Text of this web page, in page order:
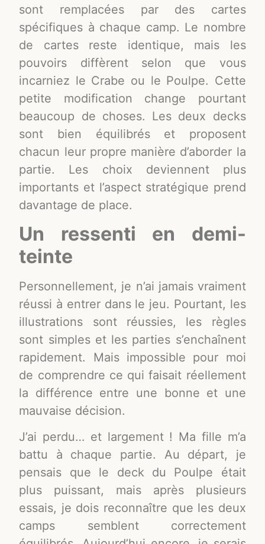
sont remplacées par des cartes
spécifiques à chaque camp. Le nombre
de cartes reste identique, mais les
pouvoirs diffèrent selon que vous
incarniez le Crabe ou le Poulpe. Cette
petite modification change pourtant
beaucoup de choses. Les deux decks
sont bien équilibrés et proposent
chacun leur propre manière d’aborder la
partie. Les choix deviennent plus
importants et l’aspect stratégique prend
davantage de place.
Un ressenti en demi-
teinte
Personnellement, je n’ai jamais vraiment
réussi à entrer dans le jeu. Pourtant, les
illustrations sont réussies, les règles
sont simples et les parties s’enchaînent
rapidement. Mais impossible pour moi
de comprendre ce qui faisait réellement
la différence entre une bonne et une
mauvaise décision.
J’ai perdu… et largement ! Ma fille m’a
battu à chaque partie. Au départ, je
pensais que le deck du Poulpe était
plus puissant, mais après plusieurs
essais, je dois reconnaître que les deux
camps semblent correctement